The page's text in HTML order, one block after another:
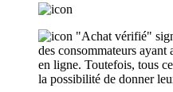
"Achat vérifié"
des consommateurs
en ligne. Toutefois, tous
la possibilité de donner